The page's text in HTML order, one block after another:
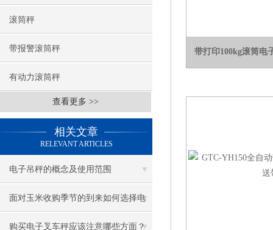
滚筒秤
带报警滚筒秤
有动力滚筒秤
查看更多 >>
相关文章
RELEVANT ARTICLES
电子吊秤的概念及使用范围
面对玉米收购季节的到来如何选择电
子磅称
购买电子叉车秤应该注意哪些方面？
带打印100kg滚筒电